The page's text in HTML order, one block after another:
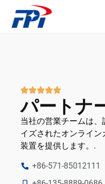
パートナ
当社の営業チームは
イズされたオンライ
装置を提供します。.
+86-571-85012111